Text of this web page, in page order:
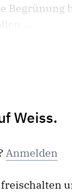
Weiss.
Anmelden
freischalten